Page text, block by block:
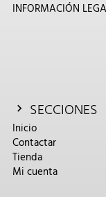
INFORMACIÓN
SECCIONES
Inicio
Contactar
Tienda
Mi cuenta